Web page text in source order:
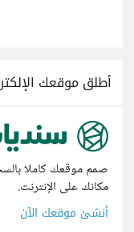
أطلق موقعك
صمم موقعك كاملا
مكانك على الإنترنت.
أنشئ موقعك الآن